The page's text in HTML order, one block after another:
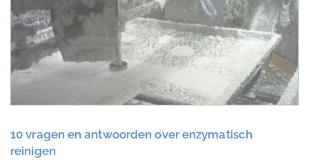
10 vragen en antwoorden over enzymatisch
reinigen